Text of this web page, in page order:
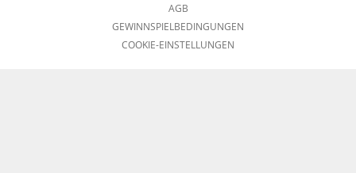
AGB
GEWINNSPIELBEDINGUNGEN
COOKIE-EINSTELLUNGEN